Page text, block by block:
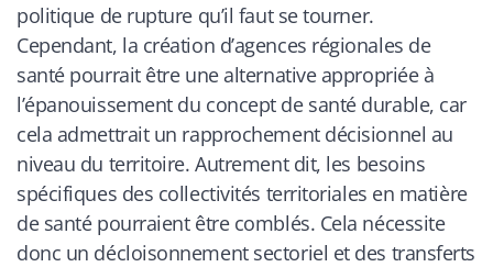
politique de rupture qu’il faut se tourner.
Cependant, la création d’agences régionales de
santé pourrait être une alternative appropriée à
l’épanouissement du concept de santé durable, car
cela admettrait un rapprochement décisionnel au
niveau du territoire. Autrement dit, les besoins
spécifiques des collectivités territoriales en matière
de santé pourraient être comblés. Cela nécessite
donc un décloisonnement sectoriel et des transferts